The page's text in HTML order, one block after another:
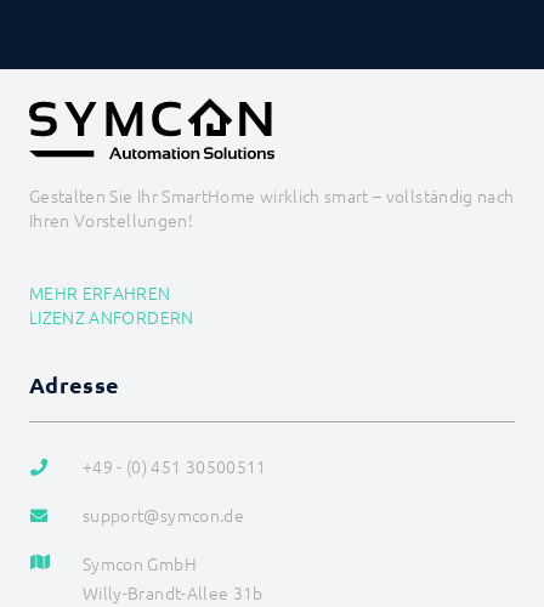
Gestalten Sie Ihr SmartHome wirklich smart – vollständig nach
Ihren Vorstellungen!
MEHR ERFAHREN
LIZENZ ANFORDERN
Adresse
+49 - (0) 451 30500511
support@symcon.de
Symcon GmbH
Willy-Brandt-Allee 31b